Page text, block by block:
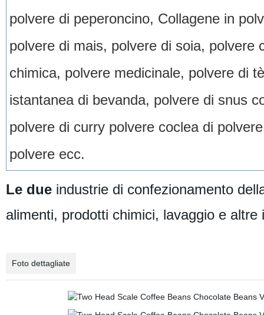
polvere di peperoncino, Collagene in
polvere di mais, polvere di soia, polvere
chimica, polvere medicinale, polvere di
istantanea di bevanda, polvere di snus
polvere di curry polvere coclea di
polvere ecc.
Le dueindustrie di confezionamento
alimenti, prodotti chimici, lavaggio e altre
Foto dettagliate